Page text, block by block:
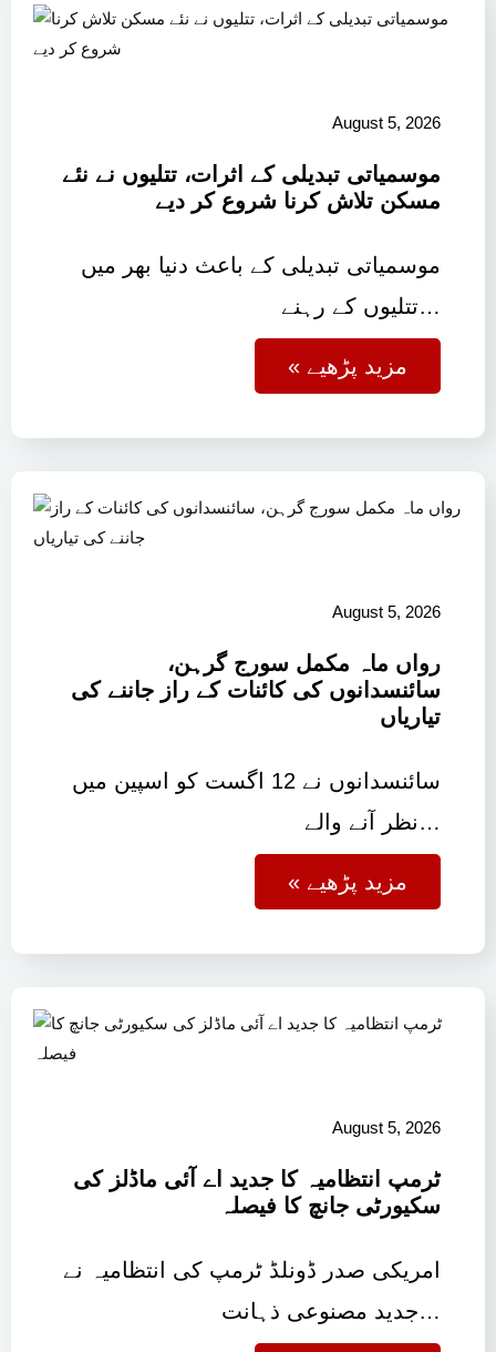
August 5, 2026
موسمیاتی تبدیلی کے اثرات، تتلیوں نے نئے
مسکن تلاش کرنا شروع کر دیے
موسمیاتی تبدیلی کے باعث دنیا بھر میں
تتلیوں کے رہنے…
« مزید پڑھیے
August 5, 2026
رواں ماہ مکمل سورج گرہن،
سائنسدانوں کی کائنات کے راز جاننے کی
تیاریاں
سائنسدانوں نے 12 اگست کو اسپین میں
نظر آنے والے…
« مزید پڑھیے
August 5, 2026
ٹرمپ انتظامیہ کا جدید اے آئی ماڈلز کی
سکیورٹی جانچ کا فیصلہ
امریکی صدر ڈونلڈ ٹرمپ کی انتظامیہ نے
جدید مصنوعی ذہانت…